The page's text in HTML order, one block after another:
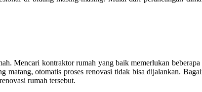
Mencari kontraktor rumah yang baik memerlukan
matang, otomatis proses renovasi tidak bisa dijalankan.
rumah tersebut.